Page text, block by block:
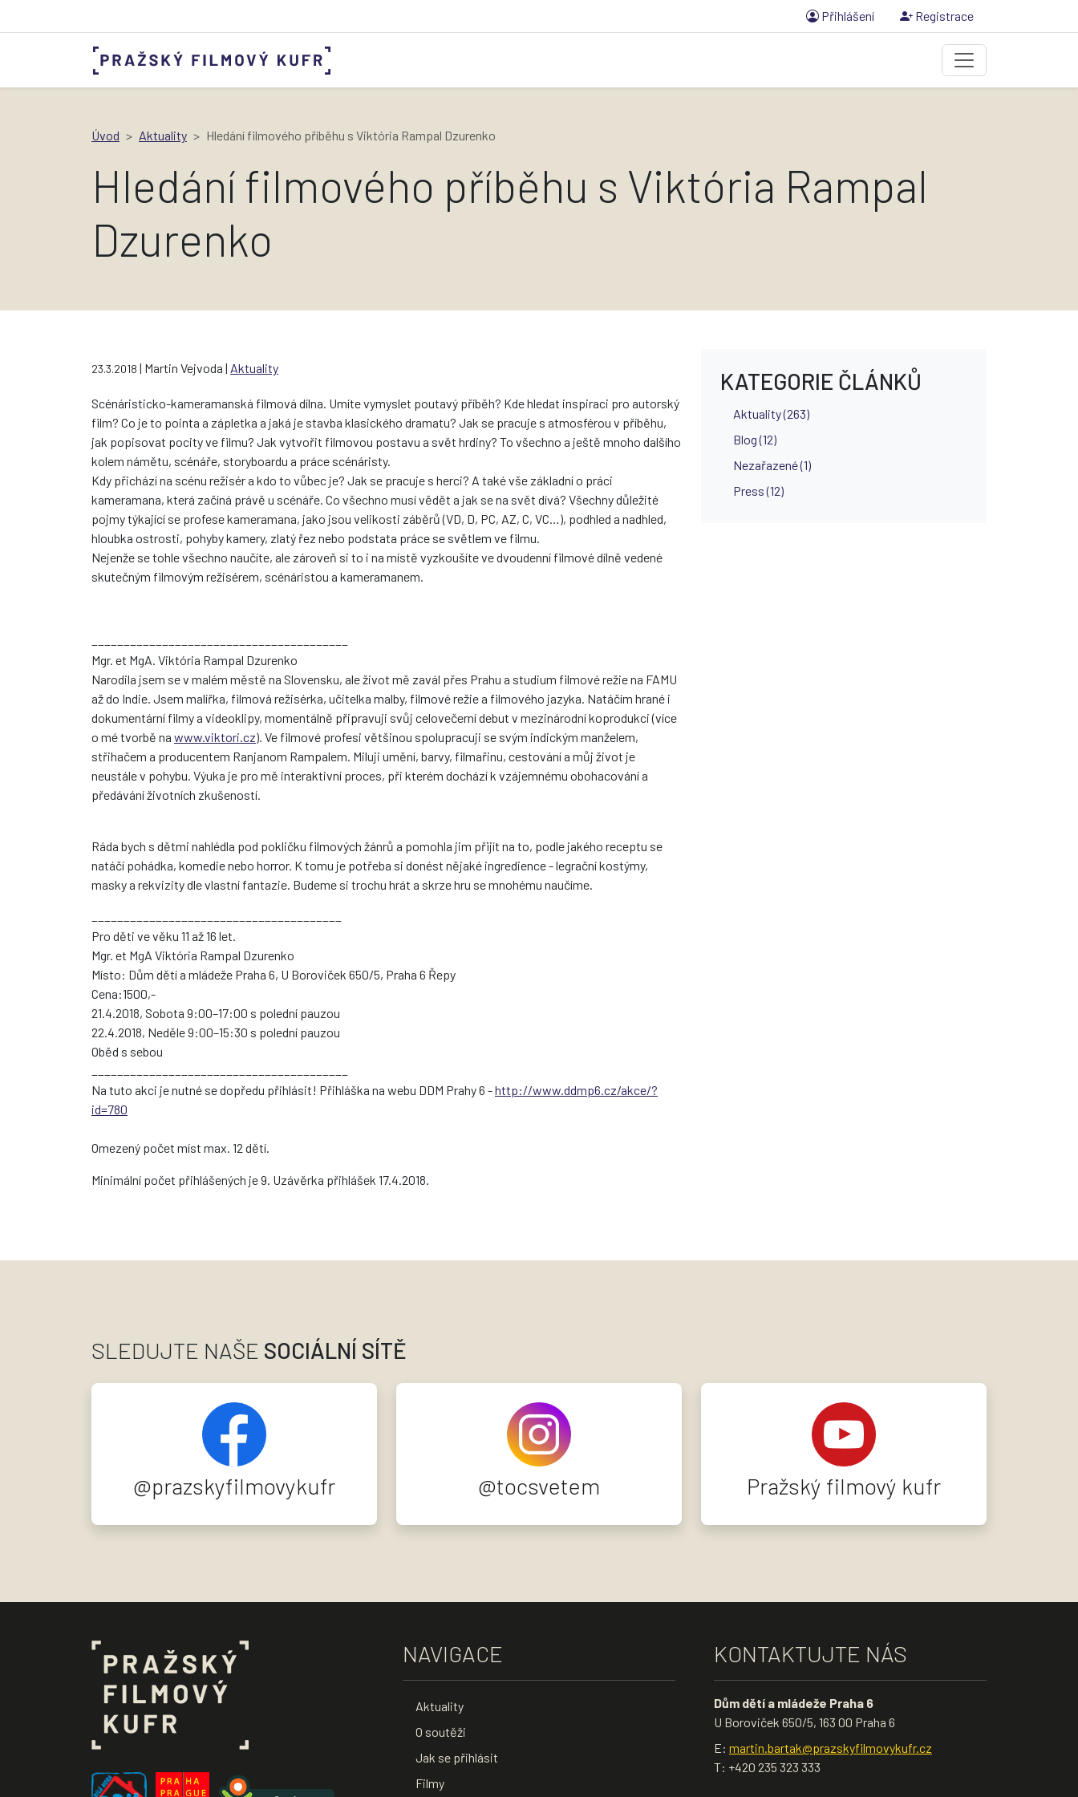
Přihlášení Registrace
Úvod Aktuality Hledání filmového příběhu s Viktória Rampal Dzurenko
Hledání filmového příběhu s Viktória Rampal
Dzurenko
23.3.2018 | Martin Vejvoda | Aktuality
Scénáristicko-kameramanská filmová dílna. Umíte vymyslet poutavý příběh? Kde hledat inspiraci pro autorský
film? Co je to pointa a zápletka a jaká je stavba klasického dramatu? Jak se pracuje s atmosférou v příběhu,
jak popisovat pocity ve filmu? Jak vytvořit filmovou postavu a svět hrdiny? To všechno a ještě mnoho dalšího
kolem námětu, scénáře, storyboardu a práce scénáristy.
Kdy přichází na scénu režisér a kdo to vůbec je? Jak se pracuje s herci? A také vše základní o práci
kameramana, která začíná právě u scénáře. Co všechno musí vědět a jak se na svět dívá? Všechny důležité
pojmy týkající se profese kameramana, jako jsou velikosti záběrů (VD, D, PC, AZ, C, VC…), podhled a nadhled,
hloubka ostrosti, pohyby kamery, zlatý řez nebo podstata práce se světlem ve filmu.
Nejenže se tohle všechno naučíte, ale zároveň si to i na místě vyzkoušíte ve dvoudenní filmové dílně vedené
skutečným filmovým režisérem, scénáristou a kameramanem.
Mgr. et MgA. Viktória Rampal Dzurenko
Narodila jsem se v malém městě na Slovensku, ale život mě zavál přes Prahu a studium filmové režie na FAMU
až do Indie. Jsem malířka, filmová režisérka, učitelka malby, filmové režie a filmového jazyka. Natáčím hrané i
dokumentární filmy a videoklipy, momentálně připravuji svůj celovečerní debut v mezinárodní koprodukci (více
o mé tvorbě na www.viktori.cz). Ve filmové profesi většinou spolupracuji se svým indickým manželem,
střihačem a producentem Ranjanom Rampalem. Miluji umění, barvy, filmařinu, cestování a můj život je
neustále v pohybu. Výuka je pro mě interaktivní proces, při kterém dochází k vzájemnému obohacování a
předávání životních zkušeností.
Ráda bych s dětmi nahlédla pod pokličku filmových žánrů a pomohla jim přijít na to, podle jakého receptu se
natáčí pohádka, komedie nebo horror. K tomu je potřeba si donést nějaké ingredience - legrační kostýmy,
masky a rekvizity dle vlastní fantazie. Budeme si trochu hrát a skrze hru se mnohému naučíme.
Pro děti ve věku 11 až 16 let.
Mgr. et MgA Viktória Rampal Dzurenko
Místo: Dům dětí a mládeže Praha 6, U Boroviček 650/5, Praha 6 Řepy
Cena:1500,-
21.4.2018, Sobota 9:00–17:00 s polední pauzou
22.4.2018, Neděle 9:00–15:30 s polední pauzou
Oběd s sebou
Na tuto akci je nutné se dopředu přihlásit! Přihláška na webu DDM Prahy 6 -http://www.ddmp6.cz/akce/?
id=780
Omezený počet míst max. 12 dětí.
Minimální počet přihlášených je 9. Uzávěrka přihlášek 17.4.2018.
KATEGORIE ČLÁNKŮ
Aktuality (263)
Blog (12)
Nezařazené (1)
Press (12)
SLEDUJTE NAŠE SOCIÁLNÍ SÍTĚ
@prazskyfilmovykufr @tocsvetem Pražský filmový kufr
NAVIGACE
Aktuality
O soutěži
Jak se přihlásit
Filmy
KONTAKTUJTE NÁS
Dům dětí a mládeže Praha 6
U Boroviček 650/5, 163 00 Praha 6
E: martin.bartak@prazskyfilmovykufr.cz
T: +420 235 323 333